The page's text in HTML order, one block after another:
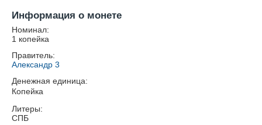
Информация о монете
Номинал:
1 копейка
Правитель:
Александр 3
Денежная единица:
Копейка
Литеры:
СПБ